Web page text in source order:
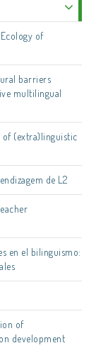
of
barriers
multilingual
of (extra)linguistic
de L2
en el bilinguismo:
of
development